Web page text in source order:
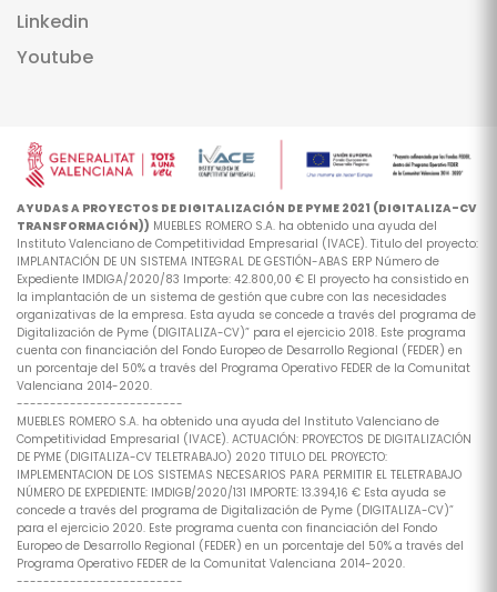
Linkedin
Youtube
AYUDAS A PROYECTOS DE DIGITALIZACIÓN DE PYME 2021 (DIGITALIZA-CV
TRANSFORMACIÓN)) MUEBLES ROMERO S.A. ha obtenido una ayuda del
Instituto Valenciano de Competitividad Empresarial (IVACE). Titulo del proyecto:
IMPLANTACIÓN DE UN SISTEMA INTEGRAL DE GESTIÓN-ABAS ERP Número de
Expediente IMDIGA/2020/83 Importe: 42.800,00 € El proyecto ha consistido en
la implantación de un sistema de gestión que cubre con las necesidades
organizativas de la empresa. Esta ayuda se concede a través del programa de
Digitalización de Pyme (DIGITALIZA-CV)” para el ejercicio 2018. Este programa
cuenta con financiación del Fondo Europeo de Desarrollo Regional (FEDER) en
un porcentaje del 50% a través del Programa Operativo FEDER de la Comunitat
Valenciana 2014-2020.
-------------------------
MUEBLES ROMERO S.A. ha obtenido una ayuda del Instituto Valenciano de
Competitividad Empresarial (IVACE). ACTUACIÓN: PROYECTOS DE DIGITALIZACIÓN
DE PYME (DIGITALIZA-CV TELETRABAJO) 2020 TITULO DEL PROYECTO:
IMPLEMENTACION DE LOS SISTEMAS NECESARIOS PARA PERMITIR EL TELETRABAJO
NÚMERO DE EXPEDIENTE: IMDIGB/2020/131 IMPORTE: 13.394,16 € Esta ayuda se
concede a través del programa de Digitalización de Pyme (DIGITALIZA-CV)”
para el ejercicio 2020. Este programa cuenta con financiación del Fondo
Europeo de Desarrollo Regional (FEDER) en un porcentaje del 50% a través del
Programa Operativo FEDER de la Comunitat Valenciana 2014-2020.
-------------------------